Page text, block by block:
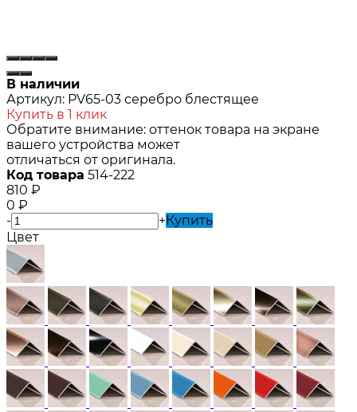
В наличии
Артикул: PV65-03 серебро блестящее
Купить в 1 клик
Обратите внимание: оттенок товара на экране
вашего устройства может
отличаться от оригинала.
Код товара 514-222
810 ₽
0 ₽
-
+Купить
Цвет